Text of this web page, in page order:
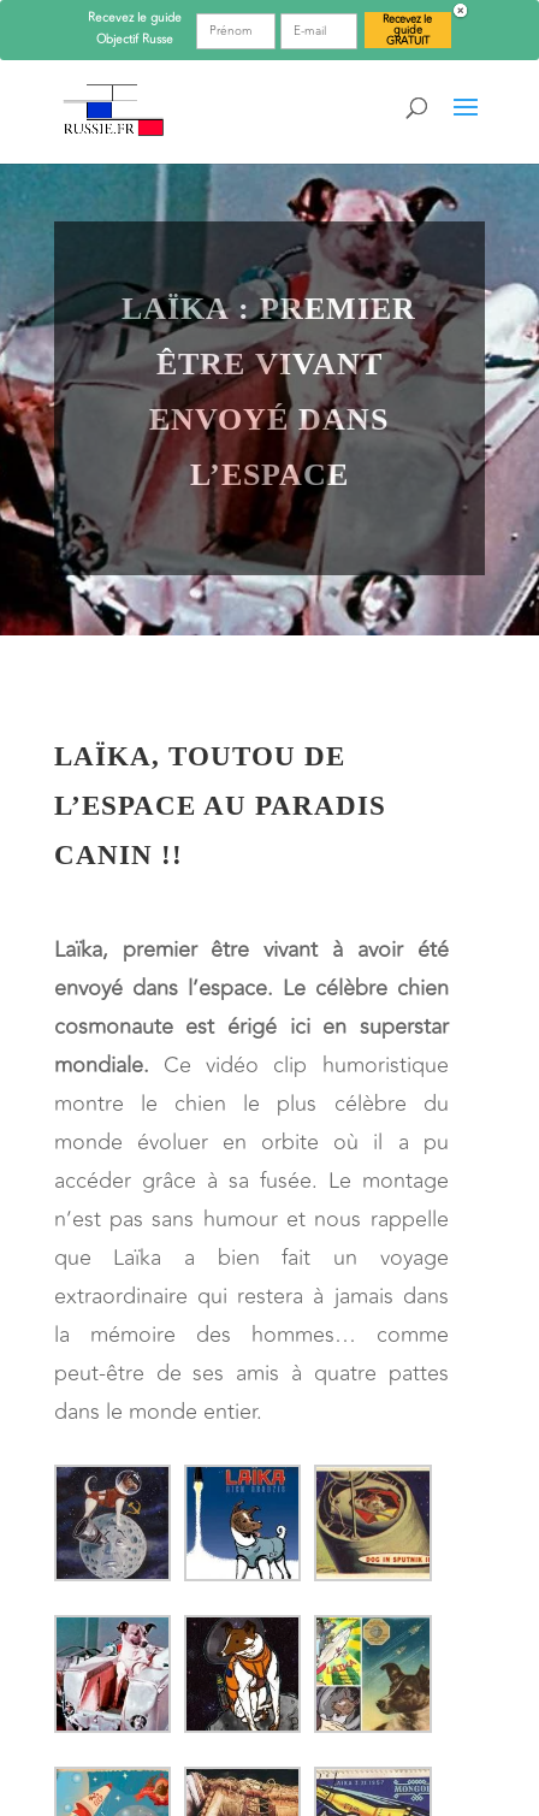
LAÏKA : PREMIER
ÊTRE VIVANT
ENVOYÉ DANS
L’ESPACE
LAÏKA, TOUTOU DE
L’ESPACE AU PARADIS
CANIN !!
Laïka, premier être vivant à avoir été
envoyé dans l’espace. Le célèbre chien
cosmonaute est érigé ici en superstar
mondiale. Ce vidéo clip humoristique
montre le chien le plus célèbre du
monde évoluer en orbite où il a pu
accéder grâce à sa fusée. Le montage
n’est pas sans humour et nous rappelle
que Laïka a bien fait un voyage
extraordinaire qui restera à jamais dans
la mémoire des hommes… comme
peut-être de ses amis à quatre pattes
dans le monde entier.
Recevez le guide
ObjectifRusse
Recevez le
guide
GRATUIT